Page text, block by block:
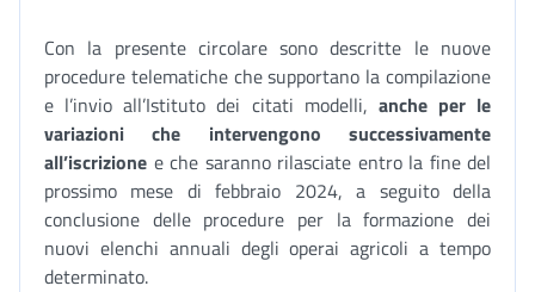
Con la presente circolare sono descritte le nuove
procedure telematiche che supportano la compilazione
e l’invio all’Istituto dei citati modelli, anche per le
variazioni che intervengono successivamente
all’iscrizione e che saranno rilasciate entro la fine del
prossimo mese di febbraio 2024, a seguito della
conclusione delle procedure per la formazione dei
nuovi elenchi annuali degli operai agricoli a tempo
determinato.